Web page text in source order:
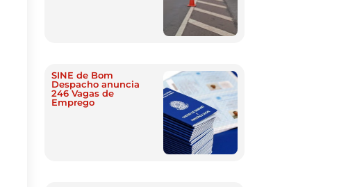
SINE de Bom
Despacho anuncia
246 Vagas de
Emprego